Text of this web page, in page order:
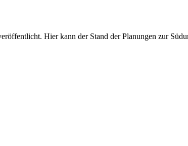
Hier kann der Stand der Planungen zur